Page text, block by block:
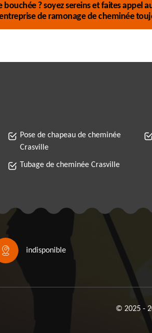
? soyez sereins et faites appel
de ramonage de cheminée
Pose de chapeau de cheminée
Crasville
Tubage de cheminée Crasville
indisponible
© 2025 -